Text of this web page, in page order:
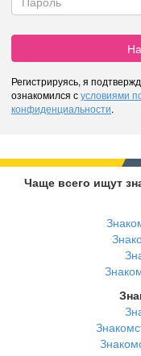
Регистрируясь, я
ознакомился сусловиями
конфиденциальности.
Чаще всего ищут